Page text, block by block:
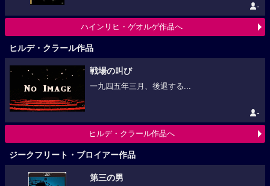
-
ハインリヒ・ゲオルゲ作品へ
ヒルデ・クラール作品
戦場の叫び
一九四五年三月、後退する...
-
ヒルデ・クラール作品へ
ジークフリート・ブロイアー作品
第三の男